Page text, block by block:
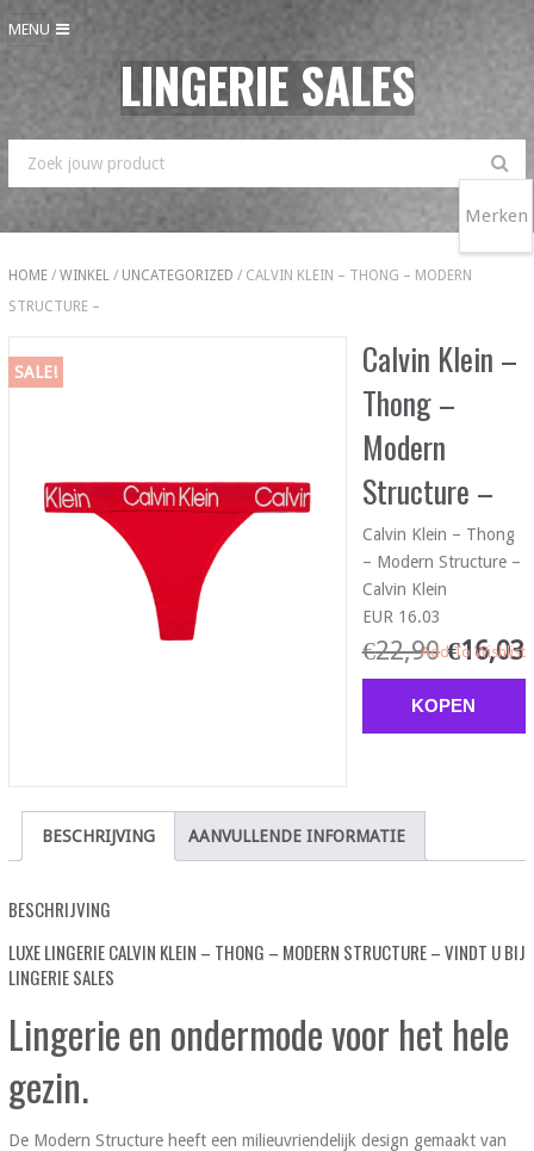
MENU
LINGERIE SALES
HOME/ WINKEL/ UNCATEGORIZED / CALVIN KLEIN – THONG – MODERN
STRUCTURE –
SALE!
Calvin Klein –
Thong –
Modern
Structure –
Calvin Klein – Thong
– Modern Structure –
Calvin Klein
EUR 16.03
€22,90 €16,03
KOPEN
Add To Wishlist
BESCHRIJVING AANVULLENDE INFORMATIE
BESCHRIJVING
LUXE LINGERIE CALVIN KLEIN – THONG – MODERN STRUCTURE – VINDT U BIJ
LINGERIE SALES
Lingerie en ondermode voor het hele
gezin.
De Modern Structure heeft een milieuvriendelijk design gemaakt van
Merken